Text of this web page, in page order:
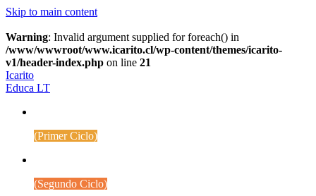
Skip to main content
Warning: Invalid argument supplied for foreach() in
/www/wwwroot/www.icarito.cl/wp-content/themes/icarito-
v1/header-index.php on line 21
Icarito
Educa LT
(Primer Ciclo)
(Segundo Ciclo)